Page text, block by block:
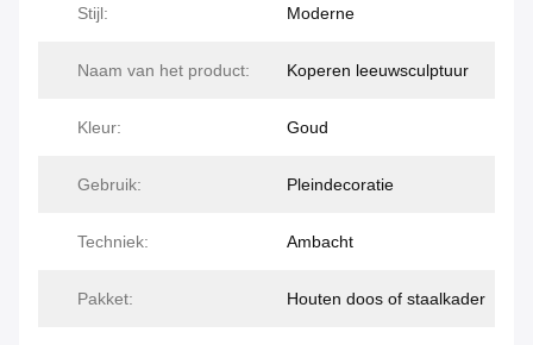
Stijl: Moderne
Naam van het product: Koperen leeuwsculptuur
Kleur: Goud
Gebruik: Pleindecoratie
Techniek: Ambacht
Pakket: Houten doos of staalkader